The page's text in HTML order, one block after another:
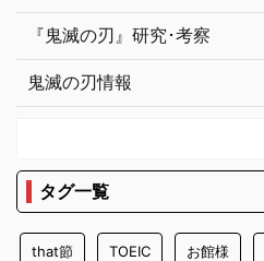
『鬼滅の刃』研究･考察
鬼滅の刃情報
タグ一覧
that節 TOEIC お館様